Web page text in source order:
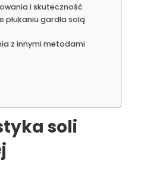
i skuteczność
płukaniu gardła solą
z innymi metodami
soli